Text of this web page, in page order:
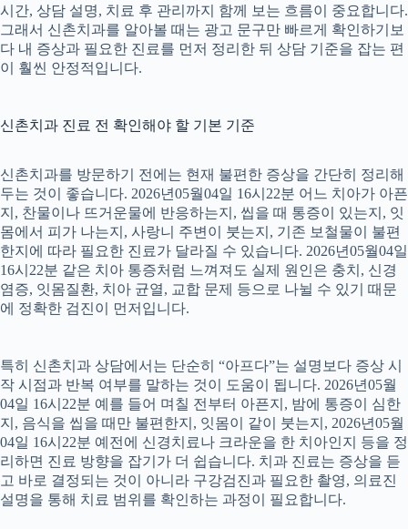
시간, 상담 설명, 치료 후 관리까지 함께 보는 흐름이 중요합니다.
그래서 신촌치과를 알아볼 때는 광고 문구만 빠르게 확인하기보
다 내 증상과 필요한 진료를 먼저 정리한 뒤 상담 기준을 잡는 편
이 훨씬 안정적입니다.
신촌치과 진료 전 확인해야 할 기본 기준
신촌치과를 방문하기 전에는 현재 불편한 증상을 간단히 정리해
두는 것이 좋습니다. 2026년05월04일 16시22분 어느 치아가 아픈
지, 찬물이나 뜨거운물에 반응하는지, 씹을 때 통증이 있는지, 잇
몸에서 피가 나는지, 사랑니 주변이 붓는지, 기존 보철물이 불편
한지에 따라 필요한 진료가 달라질 수 있습니다. 2026년05월04일
16시22분 같은 치아 통증처럼 느껴져도 실제 원인은 충치, 신경
염증, 잇몸질환, 치아 균열, 교합 문제 등으로 나뉠 수 있기 때문
에 정확한 검진이 먼저입니다.
특히 신촌치과 상담에서는 단순히 “아프다”는 설명보다 증상 시
작 시점과 반복 여부를 말하는 것이 도움이 됩니다. 2026년05월
04일 16시22분 예를 들어 며칠 전부터 아픈지, 밤에 통증이 심한
지, 음식을 씹을 때만 불편한지, 잇몸이 같이 붓는지, 2026년05월
04일 16시22분 예전에 신경치료나 크라운을 한 치아인지 등을 정
리하면 진료 방향을 잡기가 더 쉽습니다. 치과 진료는 증상을 듣
고 바로 결정되는 것이 아니라 구강검진과 필요한 촬영, 의료진
설명을 통해 치료 범위를 확인하는 과정이 필요합니다.